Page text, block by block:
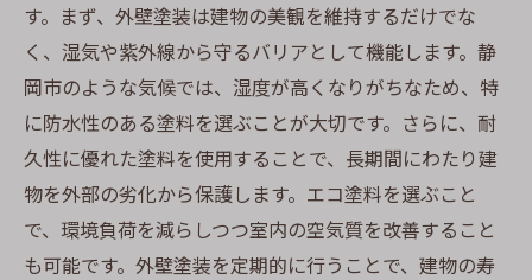
す。まず、外壁塗装は建物の美観を維持するだけでな
く、湿気や紫外線から守るバリアとして機能します。静
岡市のような気候では、湿度が高くなりがちなため、特
に防水性のある塗料を選ぶことが大切です。さらに、耐
久性に優れた塗料を使用することで、長期間にわたり建
物を外部の劣化から保護します。エコ塗料を選ぶこと
で、環境負荷を減らしつつ室内の空気質を改善すること
も可能です。外壁塗装を定期的に行うことで、建物の寿